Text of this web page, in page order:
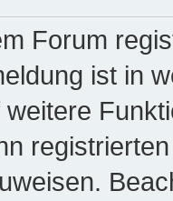
Forum
ist in